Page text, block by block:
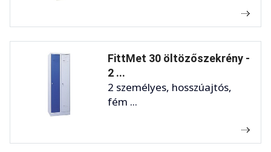
FittMet 30 öltözőszekrény -
2 ...
2 személyes, hosszúajtós,
fém ...